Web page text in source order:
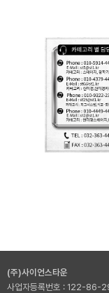
(주)사이언스타운
사업자등록번호 : 122-